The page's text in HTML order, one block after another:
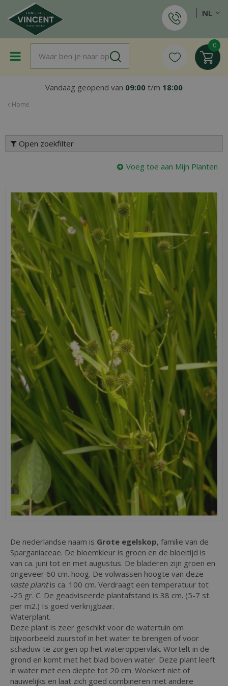
a
Home
Vandaag geopend van 09:00 t/m 18:00
NL
Open zoekfilter
Voeg toe aan Mijn Planten
De nederlandse naam is Grote egelskop, familie van de
Sparganiaceae. De bloemkleur is groen en de bloeitijd is
van ca. juni tot en met augustus. De bladeren zijn groen en
ongeveer 60 cm. hoog. De volwassen hoogte van deze
vaste plantis ca. 100 cm. Verdraagt een temperatuur tot
-25 gr. C. De geadviseerde plantafstand is 38 cm. (5-7 st.
per m2.) Is goed verkrijgbaar.
Waterplant.
Deze plant is zeer geschikt voor de watertuin om
bijvoorbeeld zuurstof in het water te brengen of voor
schaduw te zorgen op het wateroppervlak. Wortelt in de
grond en komt met het blad boven water. Deze plant leeft
in water met een diepte tot 20 cm. Woekert niet of
nauwelijks en laat zich goed combineren met andere